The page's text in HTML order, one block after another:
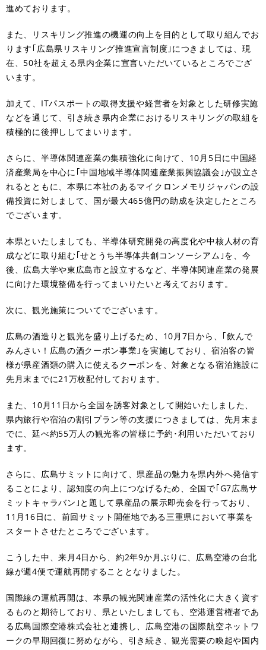
進めております。
また、リスキリング推進の機運の向上を目的として取り組んでお
ります｢広島県リスキリング推進宣言制度｣につきましては、現
在、50社を超える県内企業に宣言いただいているところでござ
います。
加えて、ITパスポートの取得支援や経営者を対象とした研修実施
などを通じて、引き続き県内企業におけるリスキリングの取組を
積極的に後押ししてまいります。
さらに、半導体関連産業の集積強化に向けて、10月5日に中国経
済産業局を中心に｢中国地域半導体関連産業振興協議会｣が設立さ
れるとともに、本県に本社のあるマイクロンメモリジャパンの設
備投資に対しまして、国が最大465億円の助成を決定したところ
でございます。
本県といたしましても、半導体研究開発の高度化や中核人材の育
成などに取り組む｢せとうち半導体共創コンソーシアム｣を、今
後、広島大学や東広島市と設立するなど、半導体関連産業の発展
に向けた環境整備を行ってまいりたいと考えております。
次に、観光施策についてでございます。
広島の酒造りと観光を盛り上げるため、10月7日から、｢飲んで
みんさい！広島の酒クーポン事業｣を実施しており、宿泊客の皆
様が県産酒類の購入に使えるクーポンを、対象となる宿泊施設に
先月末までに21万枚配付しております。
また、10月11日から全国を誘客対象として開始いたしました、
県内旅行や宿泊の割引プラン等の支援につきましては、先月末ま
でに、延べ約55万人の観光客の皆様に予約･利用いただいており
ます。
さらに、広島サミットに向けて、県産品の魅力を県内外へ発信す
ることにより、認知度の向上につなげるため、全国で｢G7広島サ
ミットキャラバン｣と題して県産品の展示即売会を行っており、
11月16日に、前回サミット開催地である三重県において事業を
スタートさせたところでございます。
こうした中、来月4日から、約2年9か月ぶりに、広島空港の台北
線が週4便で運航再開することとなりました。
国際線の運航再開は、本県の観光関連産業の活性化に大きく資す
るものと期待しており、県といたしましても、空港運営権者であ
る広島国際空港株式会社と連携し、広島空港の国際航空ネットワ
ークの早期回復に努めながら、引き続き、観光需要の喚起や国内